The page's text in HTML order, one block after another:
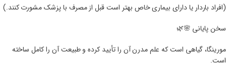
(افراد باردار یا دارای بیماری خاص بهتر است قبل از مصرف با پزشک مشورت کنند.)
سخن پایانی 🌸🌿
مورینگا، گیاهی است که علم مدرن آن را تأیید کرده و طبیعت آن را کامل ساخته
است.